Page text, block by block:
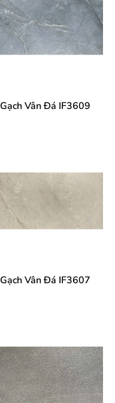
Gạch Vân Đá IF3609
Gạch Vân Đá IF3607